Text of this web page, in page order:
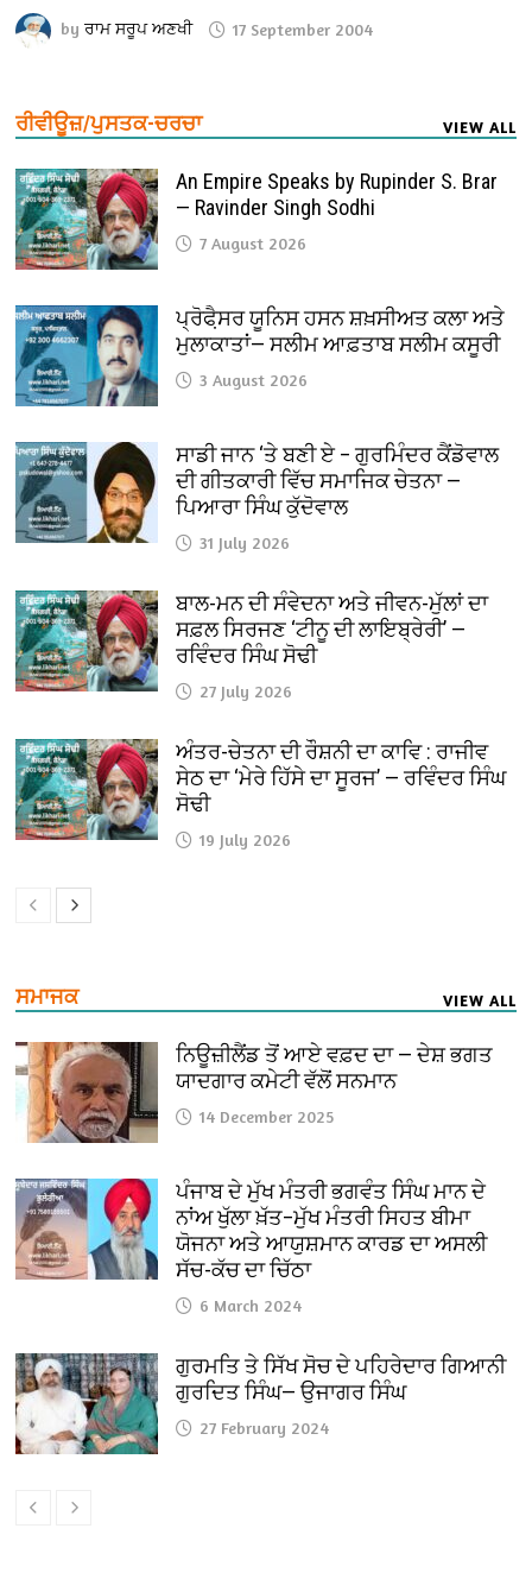
byਰਾਮ ਸਰੂਪ ਅਣਖੀ 17 September 2004
ਰੀਵੀਊਜ਼/ਪੁਸਤਕ-ਚਰਚਾ VIEW ALL
An Empire Speaks by Rupinder S. Brar
— Ravinder Singh Sodhi
7 August 2026
ਪ੍ਰੋਫੈ਼ਸਰ ਯੂਨਿਸ ਹਸਨ ਸ਼ਖ਼ਸੀਅਤ ਕਲਾ ਅਤੇ
ਮੁਲਾਕਾਤਾਂ— ਸਲੀਮ ਆਫ਼ਤਾਬ ਸਲੀਮ ਕਸੂਰੀ
3 August 2026
ਸਾਡੀ ਜਾਨ ‘ਤੇ ਬਣੀ ਏ – ਗੁਰਮਿੰਦਰ ਕੈਂਡੋਵਾਲ
ਦੀ ਗੀਤਕਾਰੀ ਵਿੱਚ ਸਮਾਜਿਕ ਚੇਤਨਾ —
ਪਿਆਰਾ ਸਿੰਘ ਕੁੱਦੋਵਾਲ
31 July 2026
ਬਾਲ-ਮਨ ਦੀ ਸੰਵੇਦਨਾ ਅਤੇ ਜੀਵਨ-ਮੁੱਲਾਂ ਦਾ
ਸਫ਼ਲ ਸਿਰਜਣ ‘ਟੀਨੂ ਦੀ ਲਾਇਬ੍ਰੇਰੀ’ —
ਰਵਿੰਦਰ ਸਿੰਘ ਸੋਢੀ
27 July 2026
ਅੰਤਰ-ਚੇਤਨਾ ਦੀ ਰੌਸ਼ਨੀ ਦਾ ਕਾਵਿ : ਰਾਜੀਵ
ਸੇਠ ਦਾ ‘ਮੇਰੇ ਹਿੱਸੇ ਦਾ ਸੂਰਜ’ — ਰਵਿੰਦਰ ਸਿੰਘ
ਸੋਢੀ
19 July 2026
ਸਮਾਜਕ VIEW ALL
ਨਿਊਜ਼ੀਲੈਂਡ ਤੋਂ ਆਏ ਵਫ਼ਦ ਦਾ — ਦੇਸ਼ ਭਗਤ
ਯਾਦਗਾਰ ਕਮੇਟੀ ਵੱਲੋਂ ਸਨਮਾਨ
14 December 2025
ਪੰਜਾਬ ਦੇ ਮੁੱਖ ਮੰਤਰੀ ਭਗਵੰਤ ਸਿੰਘ ਮਾਨ ਦੇ
ਨਾਂਅ ਖੁੱਲਾ ਖ਼ੱਤ–ਮੁੱਖ ਮੰਤਰੀ ਸਿਹਤ ਬੀਮਾ
ਯੋਜਨਾ ਅਤੇ ਆਯੁਸ਼ਮਾਨ ਕਾਰਡ ਦਾ ਅਸਲੀ
ਸੱਚ-ਕੱਚ ਦਾ ਚਿੱਠਾ
6 March 2024
ਗੁਰਮਤਿ ਤੇ ਸਿੱਖ ਸੋਚ ਦੇ ਪਹਿਰੇਦਾਰ ਗਿਆਨੀ
ਗੁਰਦਿਤ ਸਿੰਘ— ਉਜਾਗਰ ਸਿੰਘ
27 February 2024